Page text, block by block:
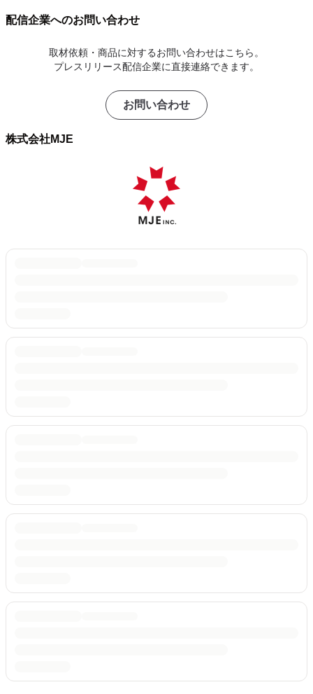
配信企業へのお問い合わせ
取材依頼・商品に対するお問い合わせはこちら。
プレスリリース配信企業に直接連絡できます。
お問い合わせ
株式会社MJE